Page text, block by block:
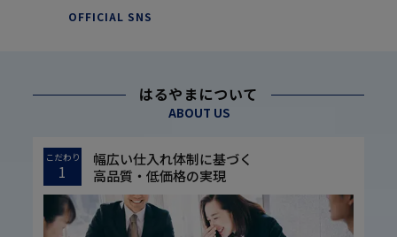
OFFICIAL SNS
はるやまについて
ABOUT US
こだわり
1
幅広い仕入れ体制に基づく
高品質・低価格の実現